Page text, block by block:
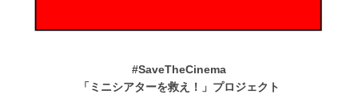
#SaveTheCinema
「ミニシアターを救え！」プロジェクト